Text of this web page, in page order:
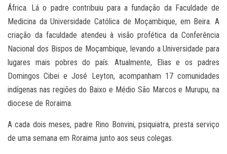
África. Lá o padre contribuiu para a fundação da Faculdade de
Medicina da Universidade Católica de Moçambique, em Beira. A
criação da faculdade atendeu à visão profética da Conferência
Nacional dos Bispos de Moçambique, levando a Universidade para
lugares mais pobres do país. Atualmente, Elias e os padres
Domingos Cibei e José Leyton, acompanham 17 comunidades
indígenas nas regiões do Baixo e Médio São Marcos e Murupu, na
diocese de Roraima.
A cada dois meses, padre Rino Bonvini, psiquiatra, presta serviço
de uma semana em Roraima junto aos seus colegas.